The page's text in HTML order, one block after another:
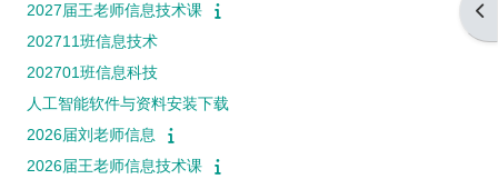
打
2027届王老师信息技术课
202711班信息技术
202701班信息科技
人工智能软件与资料安装下载
2026届刘老师信息
2026届王老师信息技术课